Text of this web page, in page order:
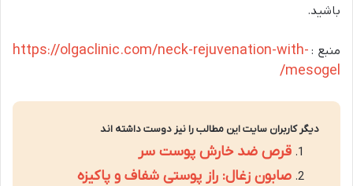
باشید.
منبع : https://olgaclinic.com/neck-rejuvenation-with-
mesogel/
دیگر کاربران سایت این مطالب را نیز دوست داشته اند
قرص ضد خارش پوست سر
صابون زغال: راز پوستی شفاف و پاکیزه